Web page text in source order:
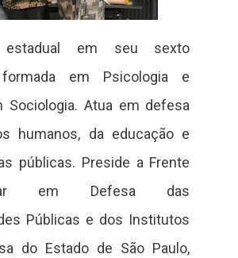
estadual em seu sexto
formada em Psicologia e
Sociologia. Atua em defesa
humanos, da educação e
públicas. Preside a Frente
em Defesa das
Públicas e dos Institutos
do Estado de São Paulo,